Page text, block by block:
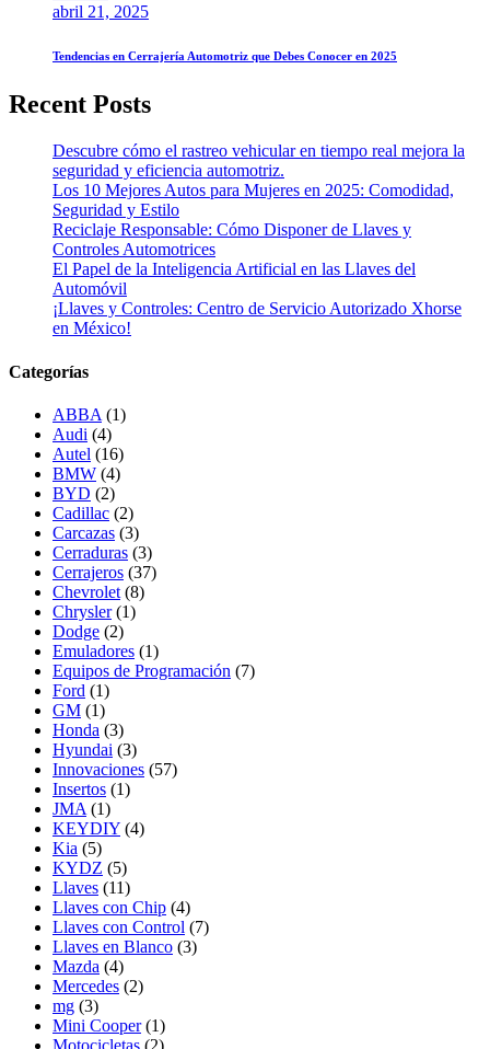
abril 21, 2025
Tendencias en Cerrajería Automotriz que Debes Conocer en 2025
Recent Posts
Descubre cómo el rastreo vehicular en tiempo real mejora la
seguridad y eficiencia automotriz.
Los 10 Mejores Autos para Mujeres en 2025: Comodidad,
Seguridad y Estilo
Reciclaje Responsable: Cómo Disponer de Llaves y
Controles Automotrices
El Papel de la Inteligencia Artificial en las Llaves del
Automóvil
¡Llaves y Controles: Centro de Servicio Autorizado Xhorse
en México!
Categorías
ABBA (1)
Audi (4)
Autel (16)
BMW (4)
BYD (2)
Cadillac (2)
Carcazas (3)
Cerraduras (3)
Cerrajeros (37)
Chevrolet (8)
Chrysler (1)
Dodge (2)
Emuladores (1)
Equipos de Programación (7)
Ford (1)
GM (1)
Honda (3)
Hyundai (3)
Innovaciones (57)
Insertos (1)
JMA (1)
KEYDIY (4)
Kia (5)
KYDZ (5)
Llaves (11)
Llaves con Chip (4)
Llaves con Control (7)
Llaves en Blanco (3)
Mazda (4)
Mercedes (2)
mg (3)
Mini Cooper (1)
Motocicletas (2)